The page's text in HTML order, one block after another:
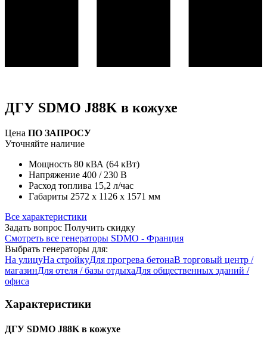
ДГУ SDMO J88K в кожухе
Цена ПО ЗАПРОСУ
Уточняйте наличие
Мощность 80 кВА (64 кВт)
Напряжение 400 / 230 В
Расход топлива 15,2 л/час
Габариты 2572 x 1126 x 1571 мм
Все характеристики
Задать вопрос Получить скидку
Смотреть все генераторы SDMO - Франция
Выбрать генераторы для:
На улицуНа стройкуДля прогрева бетонаВ торговый центр /
магазинДля отеля / базы отдыхаДля общественных зданий /
офиса
Характеристики
ДГУ SDMO J88K в кожухе